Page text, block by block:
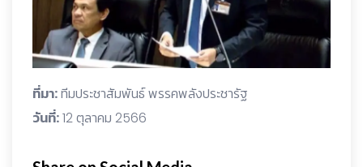
ที่มา:ทีมประชาสัมพันธ์ พรรคพลังประชารัฐ
วันที่:12 ตุลาคม 2566